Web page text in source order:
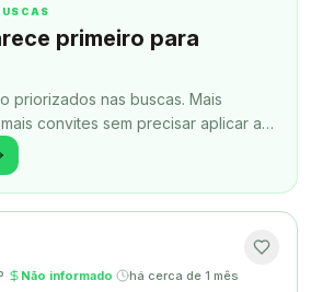
primeiro para
priorizados nas buscas. Mais
convites sem precisar aplicar a
· Não informado· há cerca de 1 mês